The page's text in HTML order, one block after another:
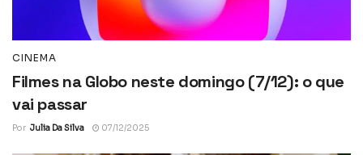
CINEMA
Filmes na Globo neste domingo (7/12): o que
vai passar
Por Julia Da Silva 07/12/2025